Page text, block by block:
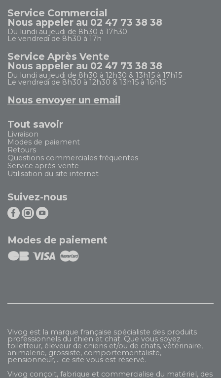
Service Commercial
Nous appeler au 02 47 73 38 38
Du lundi au jeudi de 8h30 à 17h30
Le vendredi de 8h30 à 17h
Service Après Vente
Nous appeler au 02 47 73 38 38
Du lundi au jeudi de 8h30 à 12h30 & 13h15 à 17h15
Le vendredi de 8h30 à 12h30 & 13h15 à 16h15
Nous envoyer un email
Tout savoir
Livraison
Modes de paiement
Retours
Questions commerciales fréquentes
Service après-vente
Utilisation du site internet
Suivez-nous
Modes de paiement
Vivog est la marque française spécialiste des produits
professionnels du chien et chat. Que vous soyez
toiletteur, éleveur de chiens et/ou de chats, vétérinaire,
animalerie, grossiste, comportementaliste,
pensionneur,... ce site vous est réservé.
Vivog conçoit, fabrique et commercialise du matériel, des